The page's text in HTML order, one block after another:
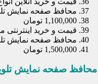
محافظ صفحه نمایش
1,100,000 تومان
قیمت و خرید اینترنتی
محافظ صفحه نمایش
1,500,000 تومان
محافظ صفحه نمایش